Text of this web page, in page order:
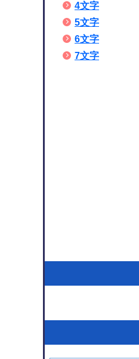
4文字
5文字
6文字
7文字